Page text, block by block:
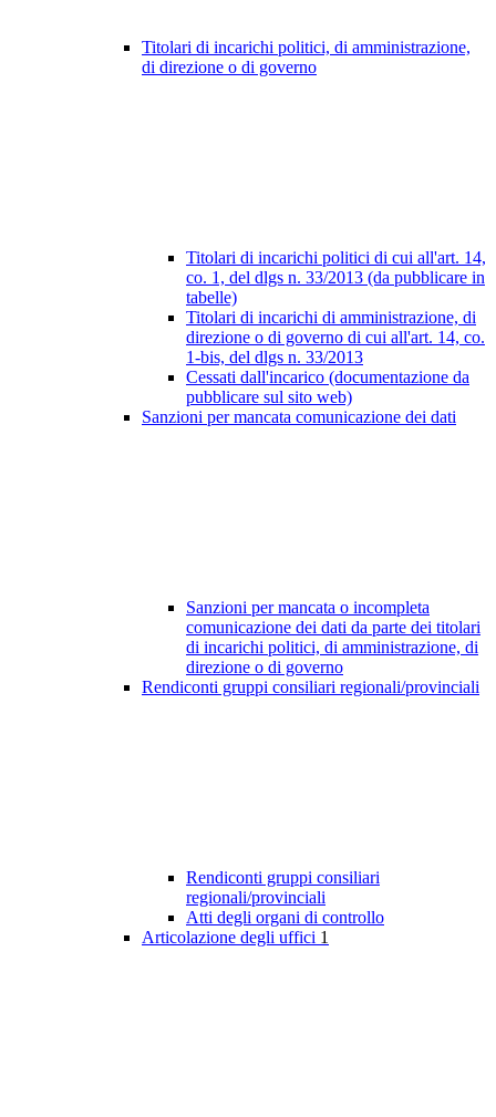
Titolari di incarichi politici, di amministrazione,
di direzione o di governo
Titolari di incarichi politici di cui all'art. 14,
co. 1, del dlgs n. 33/2013 (da pubblicare in
tabelle)
Titolari di incarichi di amministrazione, di
direzione o di governo di cui all'art. 14, co.
1-bis, del dlgs n. 33/2013
Cessati dall'incarico (documentazione da
pubblicare sul sito web)
Sanzioni per mancata comunicazione dei dati
Sanzioni per mancata o incompleta
comunicazione dei dati da parte dei titolari
di incarichi politici, di amministrazione, di
direzione o di governo
Rendiconti gruppi consiliari regionali/provinciali
Rendiconti gruppi consiliari
regionali/provinciali
Atti degli organi di controllo
Articolazione degli uffici 1